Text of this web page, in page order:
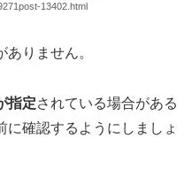
13402.html
りません。
指定されている場合がある
確認するようにしましょ